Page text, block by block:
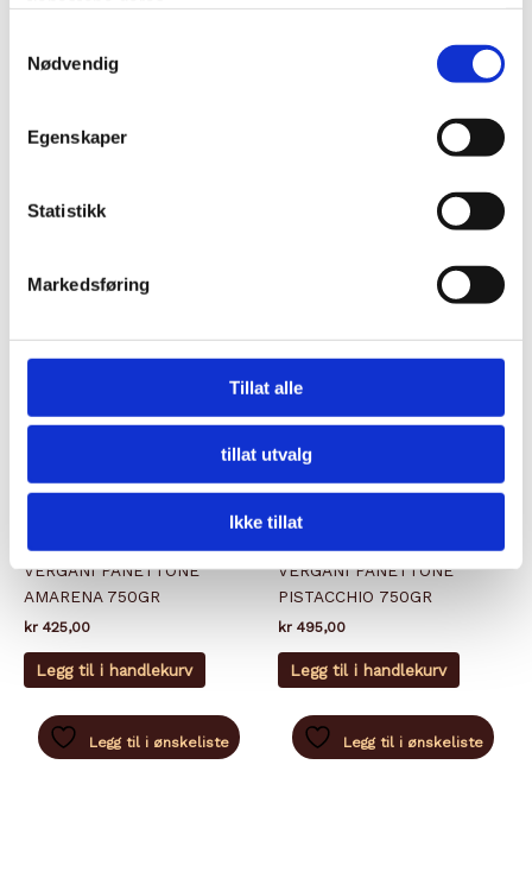
Nødvendig
Egenskaper
Statistikk
Markedsføring
Tillat alle
tillat utvalg
Ikke tillat
VERGANI PANETTONE TRE
kr425,00
VERGANI PANETTONE
IKKE PÅ LAGER
VERGANI PANETTONE
AMARENA 750GR
kr 425,00
Legg til i handlekurv
Legg til i ønskeliste
VERGANI PANETTONE
PISTACCHIO 750GR
kr 495,00
Legg til i handlekurv
Legg til i ønskeliste